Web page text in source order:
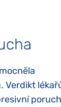
Verdikt